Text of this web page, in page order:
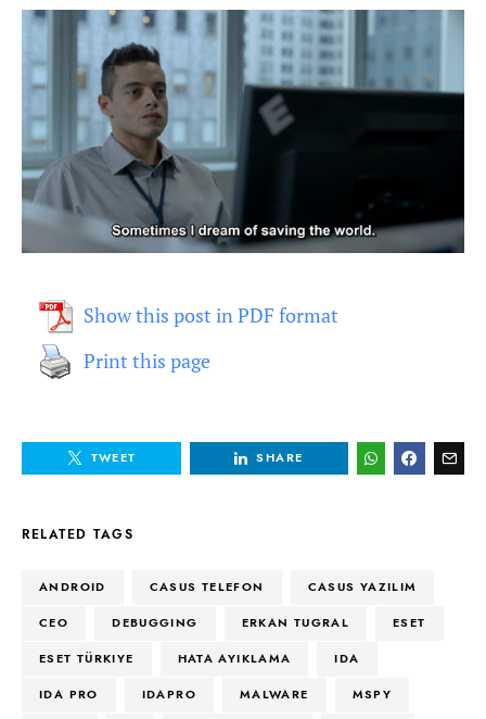
Show this post in PDF format
Print this page
TWEET SHARE
RELATED TAGS
ANDROID CASUS TELEFON CASUS YAZILIM
CEO DEBUGGING ERKAN TUGRAL ESET
ESET TÜRKIYE HATA AYIKLAMA IDA
IDA PRO IDAPRO MALWARE MSPY